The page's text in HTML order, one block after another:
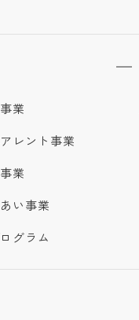
業
レント事業
業
い事業
グラム